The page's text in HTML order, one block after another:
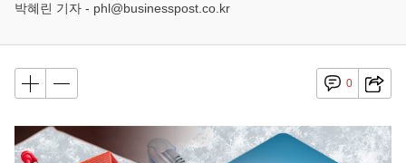
박혜린 기자 - phl@businesspost.co.kr
0